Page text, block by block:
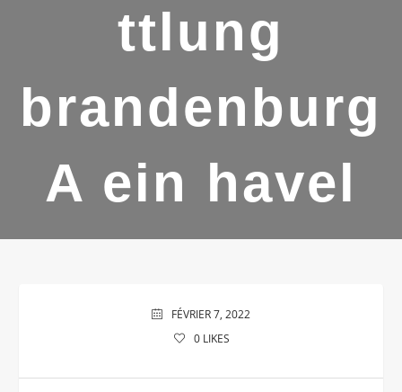
ttlung
brandenburg
A ein havel
FÉVRIER 7, 2022
0LIKES